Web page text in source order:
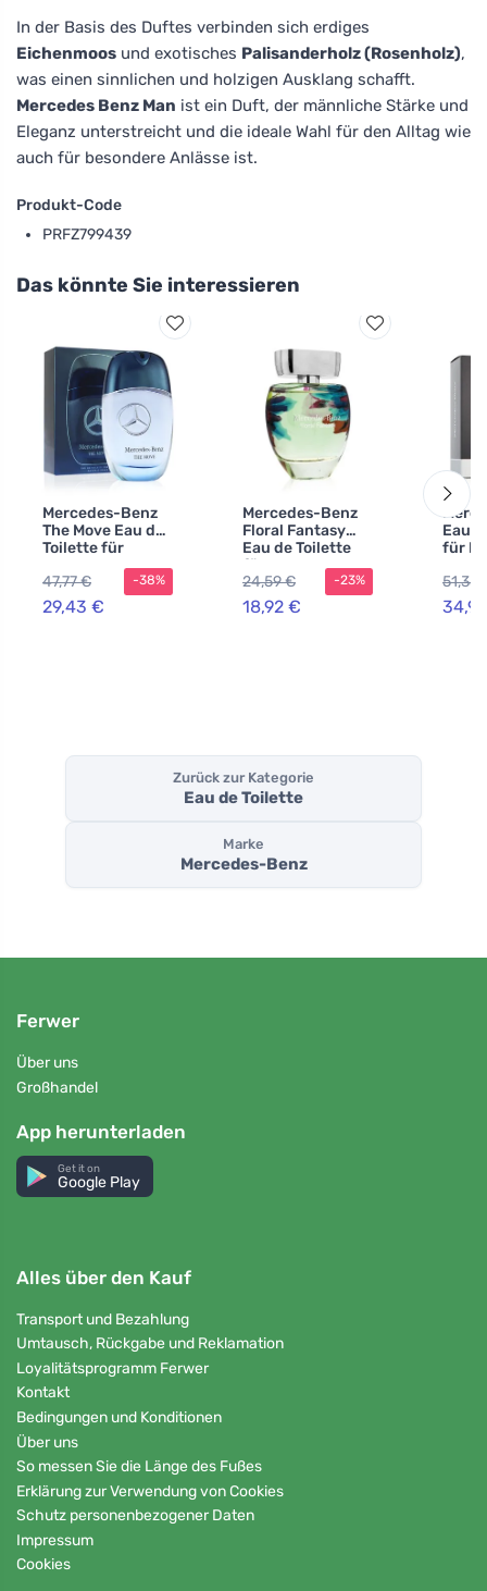
In der Basis des Duftes verbinden sich erdiges
Eichenmoos und exotisches Palisanderholz (Rosenholz),
was einen sinnlichen und holzigen Ausklang schafft.
Mercedes Benz Man ist ein Duft, der männliche Stärke und
Eleganz unterstreicht und die ideale Wahl für den Alltag wie
auch für besondere Anlässe ist.
Produkt-Code
PRFZ799439
Das könnte Sie interessieren
Mercedes-Benz
The Move Eau de
Toilette für
Herren 100 ml
47,77 €
29,43 €
-38%
Mercedes-Benz
Floral Fantasy
Eau de Toilette
für Damen Tester
24,59 €
18,92 €
-23%
Eau
für
51,35
Zurück zur Kategorie
Eau de Toilette
Marke
Mercedes-Benz
Ferwer
Über uns
Großhandel
App herunterladen
Get it on
Google Play
Alles über den Kauf
Transport und Bezahlung
Umtausch, Rückgabe und Reklamation
Loyalitätsprogramm Ferwer
Kontakt
Bedingungen und Konditionen
Über uns
So messen Sie die Länge des Fußes
Erklärung zur Verwendung von Cookies
Schutz personenbezogener Daten
Impressum
Cookies